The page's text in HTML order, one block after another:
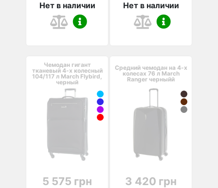
Нет в наличии Нет в наличии
Чемодан гигант
тканевый 4-х колесный
104/117 л March Flybird,
черный
5 575 грн
Средний чемодан на 4-х
колесах 76 л March
Ranger черныйй
3 420 грн